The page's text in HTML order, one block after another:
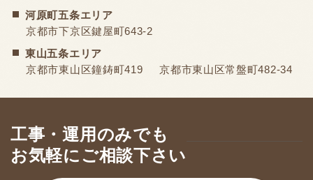
河原町五条エリア
京都市下京区鍵屋町643-2
東山五条エリア
京都市東山区鐘鋳町419
京都市東山区常盤町482-34
工事・運用のみでも
お気軽にご相談下さい